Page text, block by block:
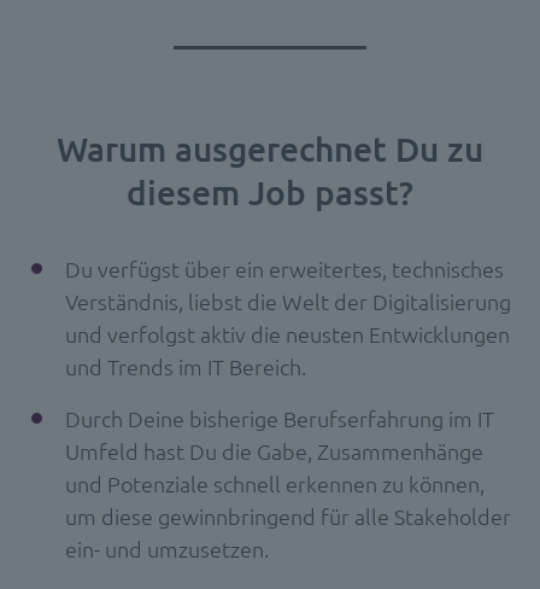
Warum ausgerechnet Du zu
diesem Job passt?
Du verfügst über ein erweitertes, technisches
Verständnis, liebst die Welt der Digitalisierung
und verfolgst aktiv die neusten Entwicklungen
und Trends im IT Bereich.
Durch Deine bisherige Berufserfahrung im IT
Umfeld hast Du die Gabe, Zusammenhänge
und Potenziale schnell erkennen zu können,
um diese gewinnbringend für alle Stakeholder
ein- und umzusetzen.